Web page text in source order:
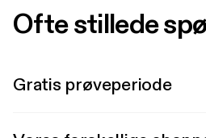
Ofte stillede
Gratis prøveperiode